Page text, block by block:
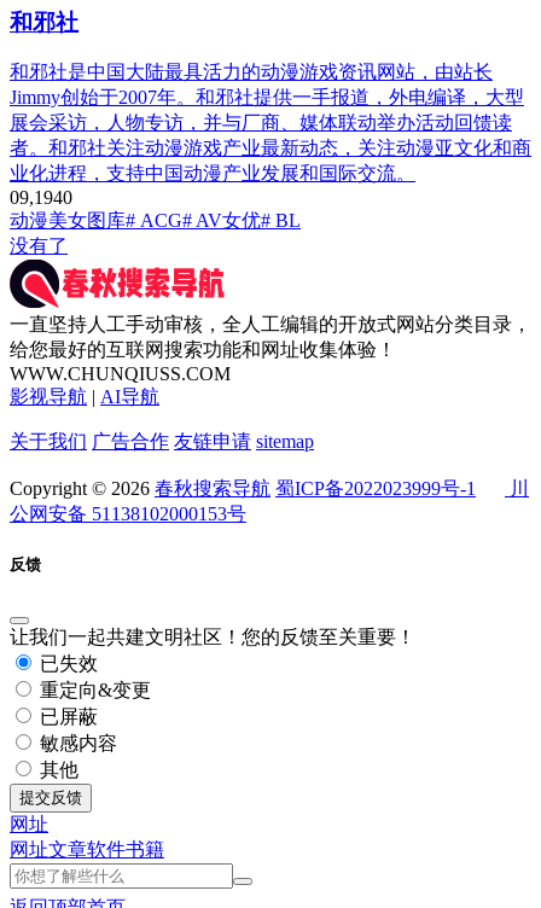
和邪社
和邪社是中国大陆最具活力的动漫游戏资讯网站，由站长
Jimmy创始于2007年。和邪社提供一手报道，外电编译，大型
展会采访，人物专访，并与厂商、媒体联动举办活动回馈读
者。和邪社关注动漫游戏产业最新动态，关注动漫亚文化和商
业化进程，支持中国动漫产业发展和国际交流。
09,1940
动漫美女图库# ACG# AV女优# BL
没有了
一直坚持人工手动审核，全人工编辑的开放式网站分类目录，
给您最好的互联网搜索功能和网址收集体验！
WWW.CHUNQIUSS.COM
影视导航 | AI导航
关于我们 广告合作 友链申请 sitemap
Copyright © 2026 春秋搜索导航 蜀ICP备2022023999号-1
川
公网安备 51138102000153号
反馈
让我们一起共建文明社区！您的反馈至关重要！
已失效
重定向&变更
已屏蔽
敏感内容
其他
提交反馈
网址
网址文章软件书籍